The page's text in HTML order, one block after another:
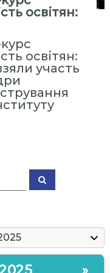
с
т
т
у
«
М
е
г
а
освітян:
освітян:
участь
S
e